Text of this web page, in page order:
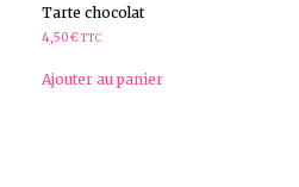
Tarte chocolat
4,50€ TTC
Ajouter au panier